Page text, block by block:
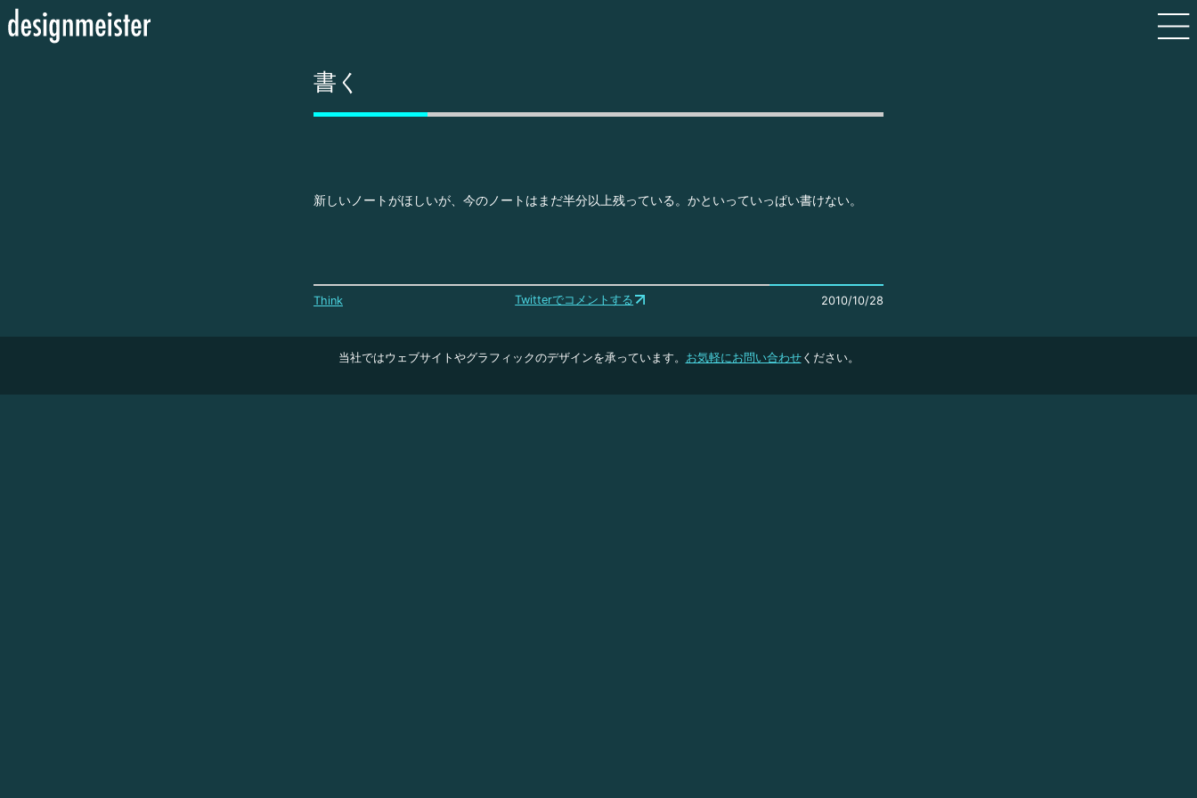
書く
新しいノートがほしいが、今のノートはまだ半分以上残っている。かといっていっぱい書けない。
Think Twitterでコメントする 2010/10/28
当社ではウェブサイトやグラフィックのデザインを承っています。 お気軽にお問い合わせください。